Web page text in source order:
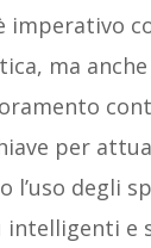
imperativo
ma
per
l’uso degli
intelligenti e